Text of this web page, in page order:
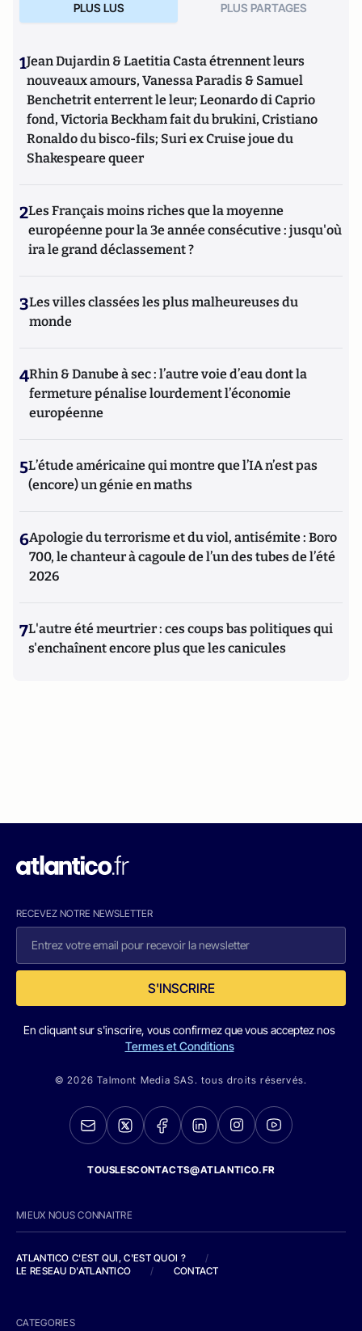
PLUS LUS PLUS PARTAGES
1Jean Dujardin & Laetitia Casta étrennent leurs
nouveaux amours, Vanessa Paradis & Samuel
Benchetrit enterrent le leur; Leonardo di Caprio
fond, Victoria Beckham fait du brukini, Cristiano
Ronaldo du bisco-fils; Suri ex Cruise joue du
Shakespeare queer
2Les Français moins riches que la moyenne
européenne pour la 3e année consécutive : jusqu'où
ira le grand déclassement ?
3Les villes classées les plus malheureuses du
monde
4Rhin & Danube à sec : l’autre voie d’eau dont la
fermeture pénalise lourdement l’économie
européenne
5L’étude américaine qui montre que l’IA n’est pas
(encore) un génie en maths
6Apologie du terrorisme et du viol, antisémite : Boro
700, le chanteur à cagoule de l’un des tubes de l’été
2026
7L'autre été meurtrier : ces coups bas politiques qui
s'enchaînent encore plus que les canicules
RECEVEZ NOTRE NEWSLETTER
S'INSCRIRE
En cliquant sur s'inscrire, vous confirmez que vous acceptez nos
Termes et Conditions
© 2026 Talmont Media SAS. tous droits réservés.
TOUSLESCONTACTS@ATLANTICO.FR
MIEUX NOUS CONNAITRE
ATLANTICO C'EST QUI, C'EST QUOI ?
/
LE RESEAU D'ATLANTICO
/ CONTACT
CATEGORIES